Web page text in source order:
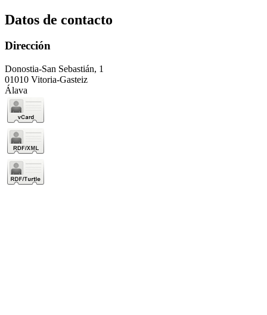
Datos de contacto
Dirección
Donostia-San Sebastián, 1
01010 Vitoria-Gasteiz
Álava